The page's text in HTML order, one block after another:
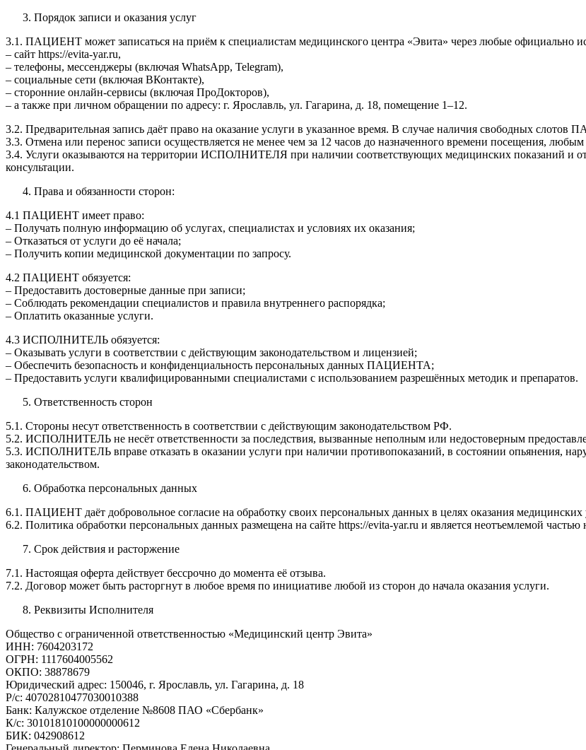
Порядок записи и оказания услуг
3.1. ПАЦИЕНТ может записаться на приём к специалистам медицинского центра «Эвита» через любые
– сайт https://evita-yar.ru,
– телефоны, мессенджеры (включая WhatsApp, Telegram),
– социальные сети (включая ВКонтакте),
– сторонние онлайн-сервисы (включая ПроДокторов),
– а также при личном обращении по адресу: г. Ярославль, ул. Гагарина, д. 18, помещение 1–12.
3.2. Предварительная запись даёт право на оказание услуги в указанное время. В случае наличия свободных
3.3. Отмена или перенос записи осуществляется не менее чем за 12 часов до назначенного времени посещения,
3.4. Услуги оказываются на территории ИСПОЛНИТЕЛЯ при наличии соответствующих медицинских показаний и
консультации.
Права и обязанности сторон:
4.1 ПАЦИЕНТ имеет право:
– Получать полную информацию об услугах, специалистах и условиях их оказания;
– Отказаться от услуги до её начала;
– Получить копии медицинской документации по запросу.
4.2 ПАЦИЕНТ обязуется:
– Предоставить достоверные данные при записи;
– Соблюдать рекомендации специалистов и правила внутреннего распорядка;
– Оплатить оказанные услуги.
4.3 ИСПОЛНИТЕЛЬ обязуется:
– Оказывать услуги в соответствии с действующим законодательством и лицензией;
– Обеспечить безопасность и конфиденциальность персональных данных ПАЦИЕНТА;
– Предоставить услуги квалифицированными специалистами с использованием разрешённых методик и препаратов.
Ответственность сторон
5.1. Стороны несут ответственность в соответствии с действующим законодательством РФ.
5.2. ИСПОЛНИТЕЛЬ не несёт ответственности за последствия, вызванные неполным или недостоверным
5.3. ИСПОЛНИТЕЛЬ вправе отказать в оказании услуги при наличии противопоказаний, в состоянии опьянения,
законодательством.
Обработка персональных данных
6.1. ПАЦИЕНТ даёт добровольное согласие на обработку своих персональных данных в целях оказания медицинских
6.2. Политика обработки персональных данных размещена на сайте https://evita-yar.ru и является неотъемлемой
Срок действия и расторжение
7.1. Настоящая оферта действует бессрочно до момента её отзыва.
7.2. Договор может быть расторгнут в любое время по инициативе любой из сторон до начала оказания услуги.
Реквизиты Исполнителя
Общество с ограниченной ответственностью «Медицинский центр Эвита»
ИНН: 7604203172
ОГРН: 1117604005562
ОКПО: 38878679
Юридический адрес: 150046, г. Ярославль, ул. Гагарина, д. 18
Р/с: 40702810477030010388
Банк: Калужское отделение №8608 ПАО «Сбербанк»
К/с: 30101810100000000612
БИК: 042908612